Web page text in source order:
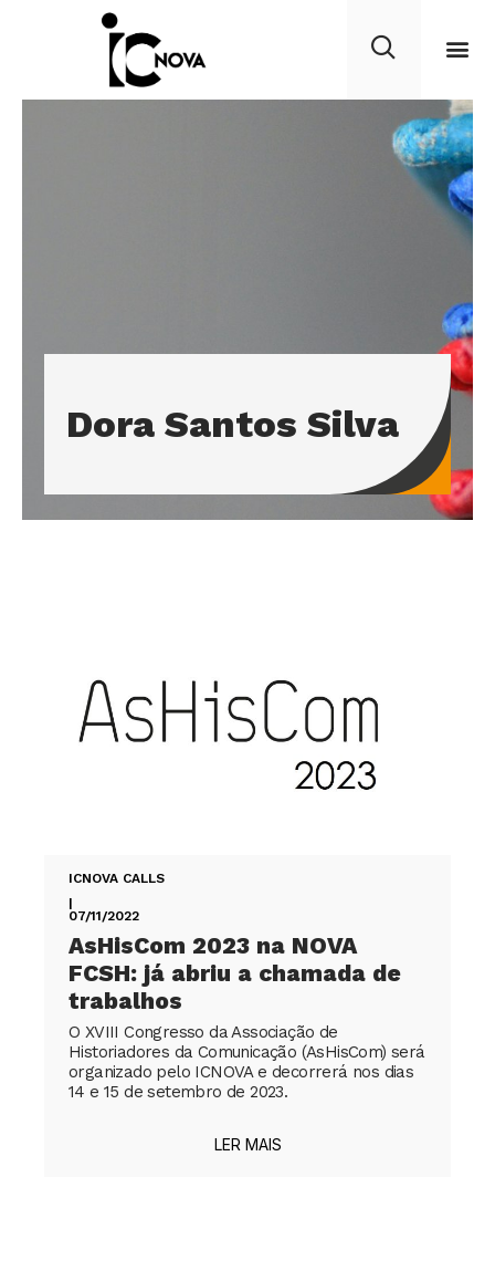
Dora Santos Silva
ICNOVA CALLS
|
07/11/2022
AsHisCom 2023 na NOVA
FCSH: já abriu a chamada de
trabalhos
O XVIII Congresso da Associação de
Historiadores da Comunicação (AsHisCom) será
organizado pelo ICNOVA e decorrerá nos dias
14 e 15 de setembro de 2023.
LER MAIS